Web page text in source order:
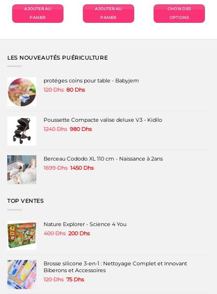
initial
était :
1000 Dhs.
actuel
AJOUTER AU
PANIER
AJOUTER AU
PANIER
CHOIX DES
OPTIONS
a
LES NOUVEAUTÉS PUÉRICULTURE
protéges coins pour table - Babyjem
120Dhs Le
120 Dhs.
80 DhsLe
Poussette Compacte valise deluxe V3 - Kidilo
1240Dhs Le
1240 Dhs.
980 DhsLe
980 Dhs.
Berceau Cododo XL 110 cm - Naissance à 2ans
1699Dhs Le
1450 DhsLe
TOP VENTES
Nature Explorer - Science 4 You
400Dhs Le
200 DhsLe
Brosse silicone 3-en-1 : Nettoyage Complet et Innovant
Biberons et Accessoires
120Dhs Le
75 DhsLe